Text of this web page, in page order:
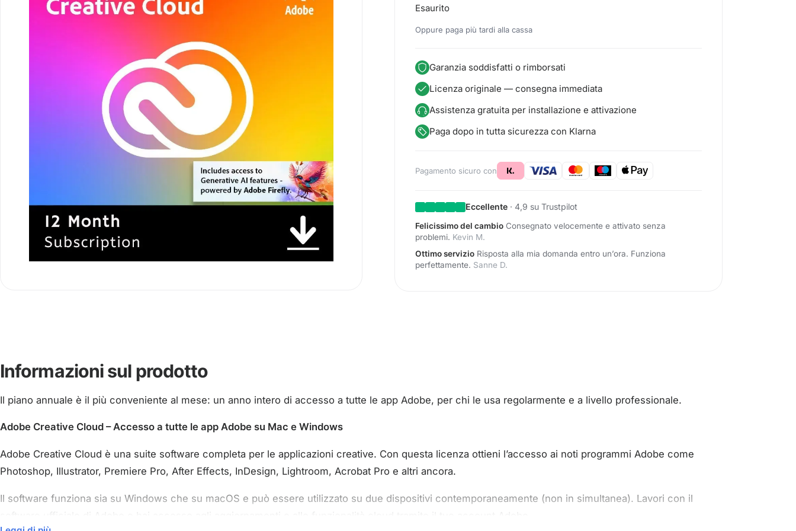
Esaurito
Oppure paga più tardi alla cassa
Garanzia soddisfatti o rimborsati
Licenza originale — consegna immediata
Assistenza gratuita per installazione e attivazione
Paga dopo in tutta sicurezza con Klarna
Pagamento sicuro con
Eccellente · 4,9 su Trustpilot
Felicissimo del cambio Consegnato velocemente e attivato senza
problemi. Kevin M.
Ottimo servizio Risposta alla mia domanda entro un’ora. Funziona
perfettamente. Sanne D.
Informazioni sul prodotto
Il piano annuale è il più conveniente al mese: un anno intero di accesso a tutte le app Adobe, per chi le usa regolarmente e a livello professionale.
Adobe Creative Cloud – Accesso a tutte le app Adobe su Mac e Windows
Adobe Creative Cloud è una suite software completa per le applicazioni creative. Con questa licenza ottieni l’accesso ai noti programmi Adobe come
Photoshop, Illustrator, Premiere Pro, After Effects, InDesign, Lightroom, Acrobat Pro e altri ancora.
Il software funziona sia su Windows che su macOS e può essere utilizzato su due dispositivi contemporaneamente (non in simultanea). Lavori con il